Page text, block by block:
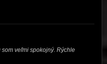
veľmi spokojný. Rýchle